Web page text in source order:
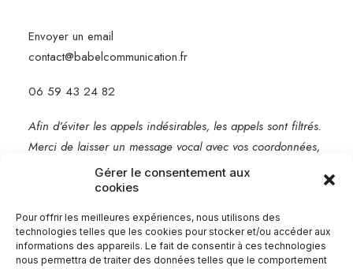
Gérer le consentement aux
cookies
Pour offrir les meilleures expériences, nous utilisons des
technologies telles que les cookies pour stocker et/ou accéder aux
informations des appareils. Le fait de consentir à ces technologies
nous permettra de traiter des données telles que le comportement
Envoyer un email
contact@babelcommunication.fr
06 59 43 24 82
Afin d’éviter les appels indésirables, les appels sont filtrés.
Merci de laisser un message vocal avec vos coordonnées,
je vous rappelle rapidement.
Mentions légales